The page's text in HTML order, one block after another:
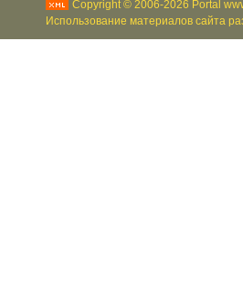
Copyright © 2006-2026 Portal
Использование материалов сайта